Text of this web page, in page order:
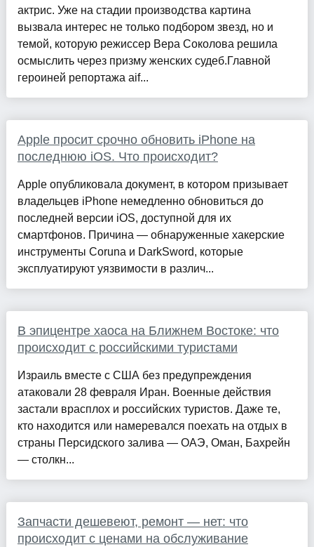
актрис. Уже на стадии производства картина
вызвала интерес не только подбором звезд, но и
темой, которую режиссер Вера Соколова решила
осмыслить через призму женских судеб.Главной
героиней репортажа aif...
Apple просит срочно обновить iPhone на
последнюю iOS. Что происходит?
Apple опубликовала документ, в котором призывает
владельцев iPhone немедленно обновиться до
последней версии iOS, доступной для их
смартфонов. Причина — обнаруженные хакерские
инструменты Coruna и DarkSword, которые
эксплуатируют уязвимости в различ...
В эпицентре хаоса на Ближнем Востоке: что
происходит с российскими туристами
Израиль вместе с США без предупреждения
атаковали 28 февраля Иран. Военные действия
застали врасплох и российских туристов. Даже те,
кто находится или намеревался поехать на отдых в
страны Персидского залива — ОАЭ, Оман, Бахрейн
— столкн...
Запчасти дешевеют, ремонт — нет: что
происходит с ценами на обслуживание